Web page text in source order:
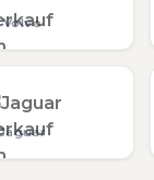
Volvo